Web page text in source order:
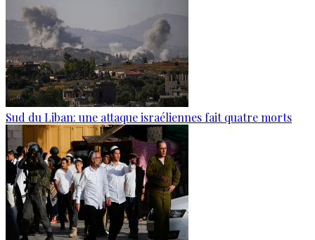
Sud du Liban: une attaque israéliennes fait quatre morts